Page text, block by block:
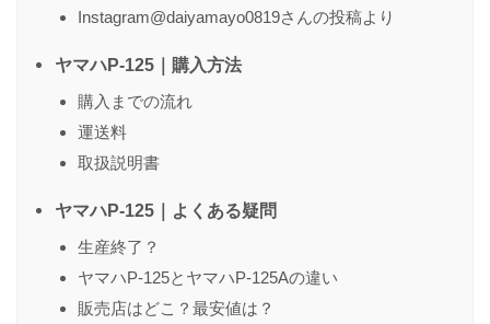
Instagram@daiyamayo0819さんの投稿より
ヤマハP-125｜購入方法
購入までの流れ
運送料
取扱説明書
ヤマハP-125｜よくある疑問
生産終了？
ヤマハP-125とヤマハP-125Aの違い
販売店はどこ？最安値は？